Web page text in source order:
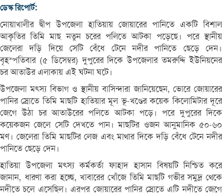
ডেস্ক রিপোর্ট:
নোয়াখালীর দ্বীপ উপজেলা হাতিয়ায় জোয়ারের পানিতে একটি বিশাল
আকৃতির তিমি মাছ নতুন চরের পলিতে আটকা পড়েছে। পরে স্থানীয়
জেলেরা দড়ি দিয়ে সেটি বেঁধে টেনে নদীর পানিতে ছেড়ে দেন।
বৃহস্পতিবার (৫ ডিসেম্বর) দুপুরের দিকে উপজেলার তমরুদ্দি ইউনিয়নের
চর আতাউর এলাকায় এই ঘটনা ঘটে।
উপজেলা মৎস্য বিভাগ ও স্থানীয় বাসিন্দারা জানিয়েছেন, ভোরে জোয়ারের
পানির স্রোতে তিমি মাছটি হাতিয়ার মূল ভূ-খণ্ডের কয়েক কিলোমিটার দূরে
জেগে উঠা চর আতাউরের পলিতে আটকা পড়ে। পরে দুপুরের দিকে
কয়েকজন জেলে সেটি দেখতে পান। মাছটির ওজন আনুমানিক ৫০-৬০
মণ। জেলেরা তিমি মাছটির লেজ এবং মাথার দিকে দড়ি বেঁধে টেনে নদীর
পানিতে ছেড়ে দেন।
হাতিয়া উপজেলা মৎস্য কর্মকর্তা ফাহাদ হাসান বিষয়টি নিশ্চিত করে
জানান, ধারণা করা হচ্ছে, খাবারের খোঁজে তিমি মাছটি গভীর সমুদ্র থেকে
নদীতে চলে এসেছিল। এরপর জোয়ারের পানির স্রোতে এটি নদীতে জেগে